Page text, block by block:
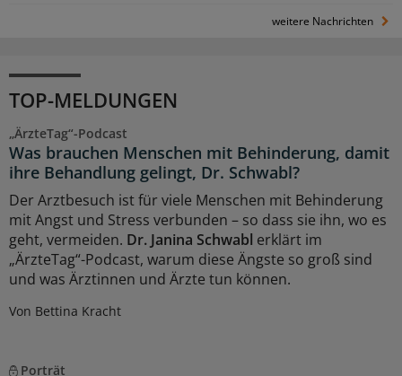
weitere Nachrichten
TOP-MELDUNGEN
„ÄrzteTag“-Podcast
Was brauchen Menschen mit Behinderung, damit
ihre Behandlung gelingt, Dr. Schwabl?
Der Arztbesuch ist für viele Menschen mit Behinderung
mit Angst und Stress verbunden – so dass sie ihn, wo es
geht, vermeiden. Dr. Janina Schwabl erklärt im
„ÄrzteTag“-Podcast, warum diese Ängste so groß sind
und was Ärztinnen und Ärzte tun können.
Von Bettina Kracht
Porträt